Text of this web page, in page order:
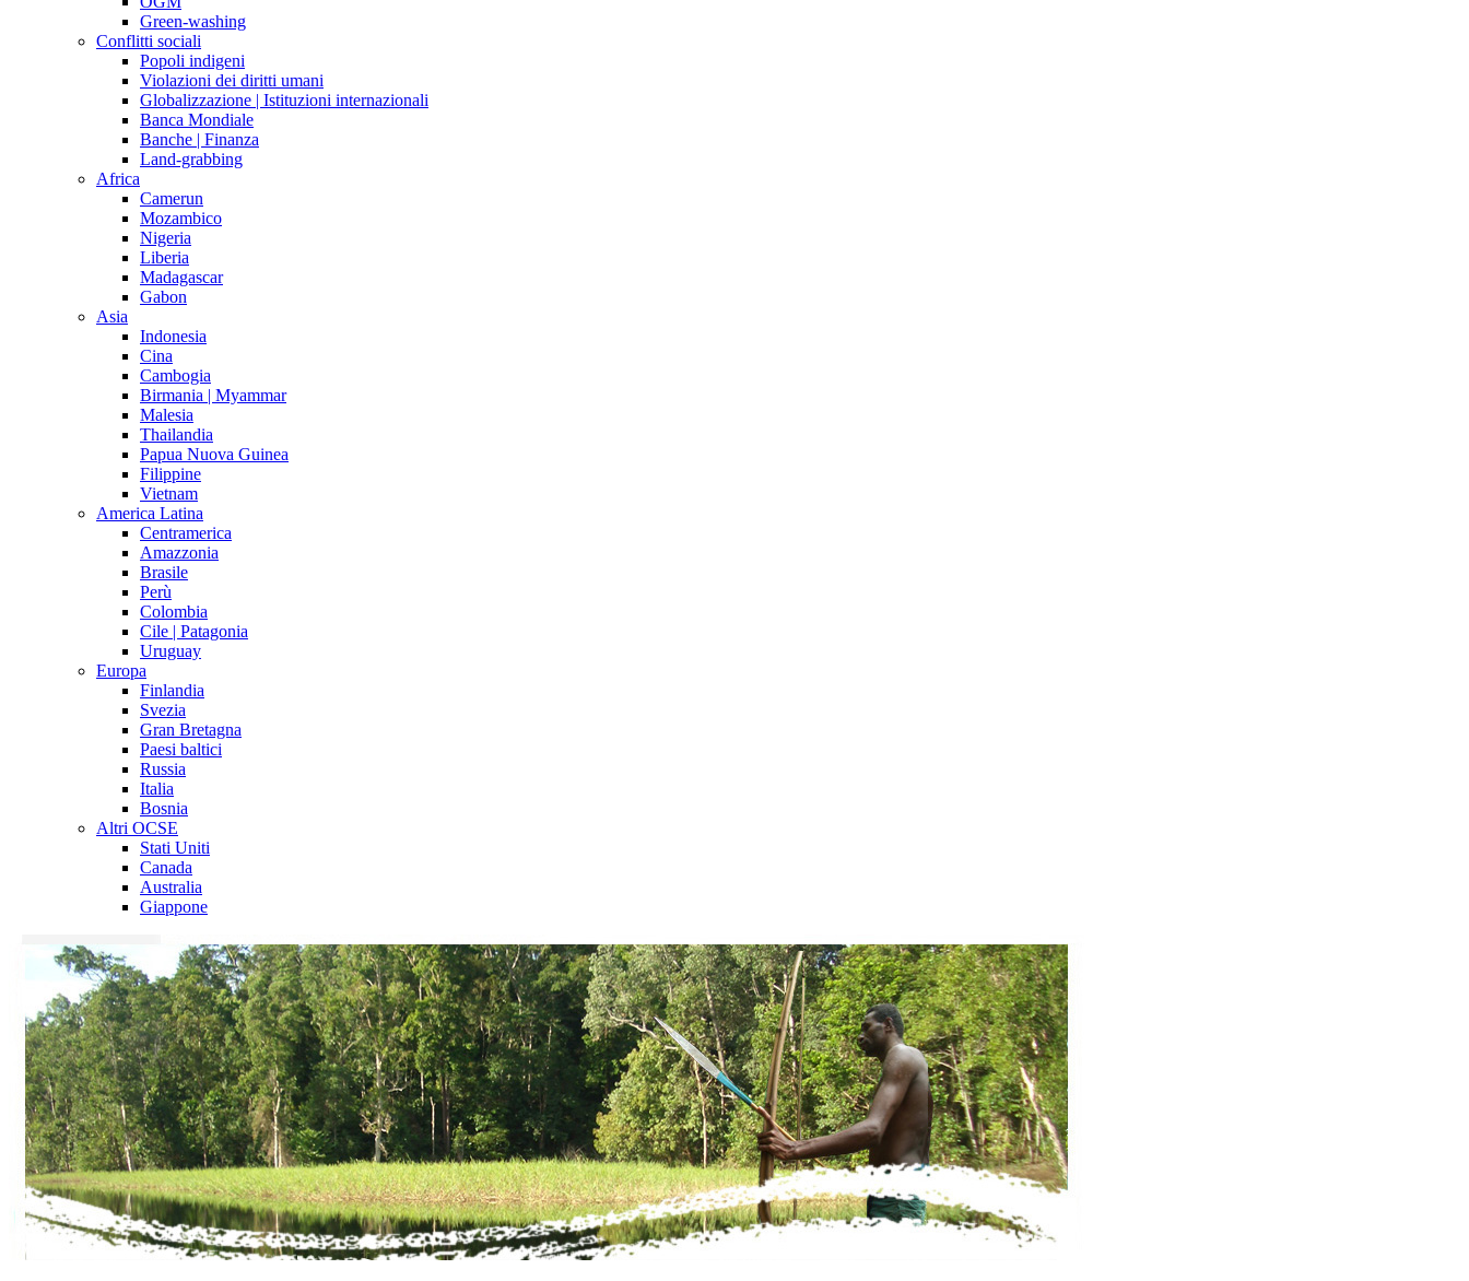
Green-washing
Conflitti sociali
Popoli indigeni
Violazioni dei diritti umani
Globalizzazione | Istituzioni internazionali
Banca Mondiale
Banche | Finanza
Land-grabbing
Africa
Camerun
Mozambico
Nigeria
Liberia
Madagascar
Gabon
Asia
Indonesia
Cina
Cambogia
Birmania | Myammar
Malesia
Thailandia
Papua Nuova Guinea
Filippine
Vietnam
America Latina
Centramerica
Amazzonia
Brasile
Perù
Colombia
Cile | Patagonia
Uruguay
Europa
Finlandia
Svezia
Gran Bretagna
Paesi baltici
Russia
Italia
Bosnia
Altri OCSE
Stati Uniti
Canada
Australia
Giappone